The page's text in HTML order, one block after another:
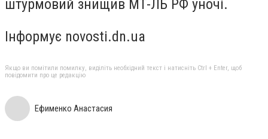
штурмовий знищив МТ-ЛБ РФ уночі.
Інформує novosti.dn.ua
Якщо ви помітили помилку, виділіть необхідний текст і натисніть Ctrl + Enter, щоб
повідомити про це редакцію
Ефименко Анастасия